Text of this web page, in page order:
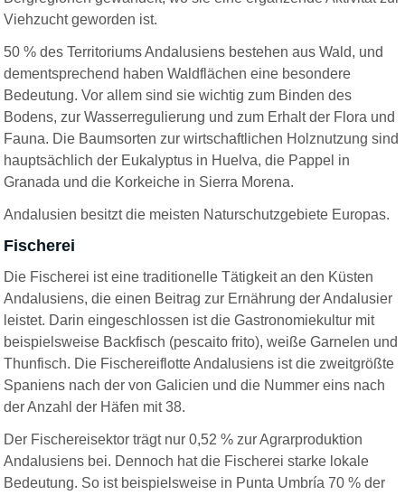
Viehzucht geworden ist.
50 % des Territoriums Andalusiens bestehen aus Wald, und
dementsprechend haben Waldflächen eine besondere
Bedeutung. Vor allem sind sie wichtig zum Binden des
Bodens, zur Wasserregulierung und zum Erhalt der Flora und
Fauna. Die Baumsorten zur wirtschaftlichen Holznutzung sind
hauptsächlich der Eukalyptus in Huelva, die Pappel in
Granada und die Korkeiche in Sierra Morena.
Andalusien besitzt die meisten Naturschutzgebiete Europas.
Fischerei
Die Fischerei ist eine traditionelle Tätigkeit an den Küsten
Andalusiens, die einen Beitrag zur Ernährung der Andalusier
leistet. Darin eingeschlossen ist die Gastronomiekultur mit
beispielsweise Backfisch (pescaito frito), weiße Garnelen und
Thunfisch. Die Fischereiflotte Andalusiens ist die zweitgrößte
Spaniens nach der von Galicien und die Nummer eins nach
der Anzahl der Häfen mit 38.
Der Fischereisektor trägt nur 0,52 % zur Agrarproduktion
Andalusiens bei. Dennoch hat die Fischerei starke lokale
Bedeutung. So ist beispielsweise in Punta Umbría 70 % der